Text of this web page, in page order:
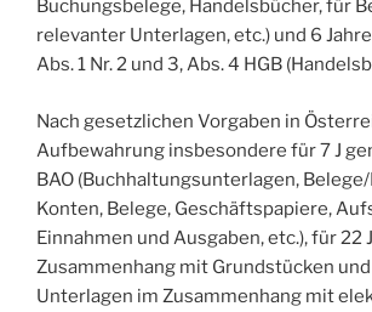
Buchungsbelege, Handelsbücher, für
relevanter Unterlagen, etc.) und 6
Abs. 1 Nr. 2 und 3, Abs. 4 HGB
Nach gesetzlichen Vorgaben in
Aufbewahrung insbesondere für 7 J
BAO (Buchhaltungsunterlagen,
Konten, Belege, Geschäftspapiere,
Einnahmen und Ausgaben, etc.), für 22
Zusammenhang mit Grundstücken
Unterlagen im Zusammenhang mit